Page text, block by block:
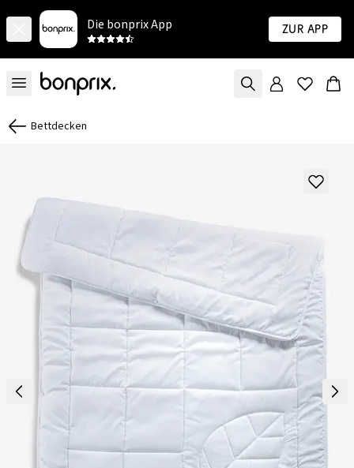
Die bonprix App Zur App
Bettdecken